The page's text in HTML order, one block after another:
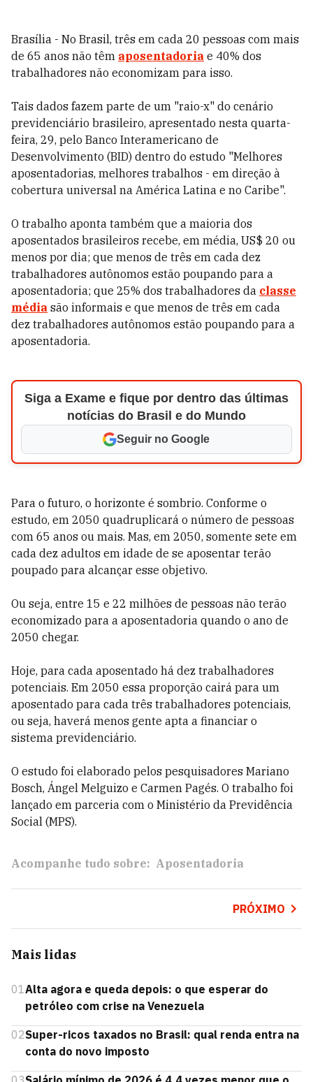
Brasília - No Brasil, três em cada 20 pessoas com mais
de 65 anos não têm aposentadoria e 40% dos
trabalhadores não economizam para isso.
Tais dados fazem parte de um "raio-x" do cenário
previdenciário brasileiro, apresentado nesta quarta-
feira, 29, pelo Banco Interamericano de
Desenvolvimento (BID) dentro do estudo "Melhores
aposentadorias, melhores trabalhos - em direção à
cobertura universal na América Latina e no Caribe".
O trabalho aponta também que a maioria dos
aposentados brasileiros recebe, em média, US$ 20 ou
menos por dia; que menos de três em cada dez
trabalhadores autônomos estão poupando para a
aposentadoria; que 25% dos trabalhadores da classe
média são informais e que menos de três em cada
dez trabalhadores autônomos estão poupando para a
aposentadoria.
Siga a Exame e fique por dentro das últimas
notícias do Brasil e do Mundo
Seguir no Google
Para o futuro, o horizonte é sombrio. Conforme o
estudo, em 2050 quadruplicará o número de pessoas
com 65 anos ou mais. Mas, em 2050, somente sete em
cada dez adultos em idade de se aposentar terão
poupado para alcançar esse objetivo.
Ou seja, entre 15 e 22 milhões de pessoas não terão
economizado para a aposentadoria quando o ano de
2050 chegar.
Hoje, para cada aposentado há dez trabalhadores
potenciais. Em 2050 essa proporção cairá para um
aposentado para cada três trabalhadores potenciais,
ou seja, haverá menos gente apta a financiar o
sistema previdenciário.
O estudo foi elaborado pelos pesquisadores Mariano
Bosch, Ángel Melguizo e Carmen Pagés. O trabalho foi
lançado em parceria com o Ministério da Previdência
Social (MPS).
Acompanhe tudo sobre: Aposentadoria
PRÓXIMO
Mais lidas
01Alta agora e queda depois: o que esperar do
petróleo com crise na Venezuela
02Super-ricos taxados no Brasil: qual renda entra na
conta do novo imposto